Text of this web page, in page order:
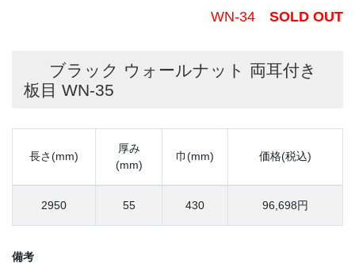
WN-34 SOLD OUT
ブラック ウォールナット 両耳付き
板目 WN-35
長さ(mm)
厚み
(mm)
巾(mm) 価格(税込)
2950 55 430 96,698円
備考